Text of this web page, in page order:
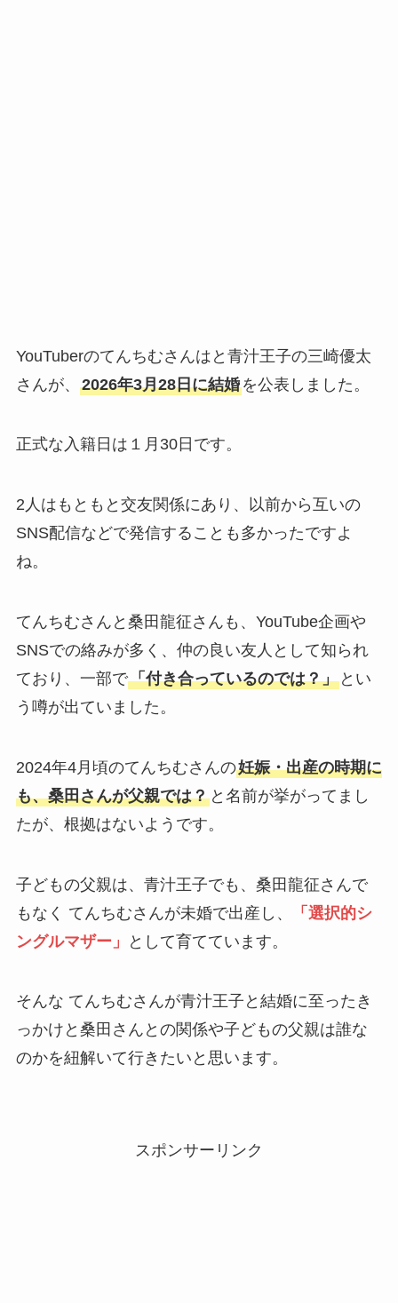
YouTuberのてんちむさんはと青汁王子の三崎優太
さんが、 2026年3月28日に結婚を公表しました。
正式な入籍日は１月30日です。
2人はもともと交友関係にあり、以前から互いの
SNS配信などで発信することも多かったですよ
ね。
てんちむさんと桑田龍征さんも、YouTube企画や
SNSでの絡みが多く、仲の良い友人として知られ
ており、一部で「付き合っているのでは？」とい
う噂が出ていました。
2024年4月頃のてんちむさんの妊娠・出産の時期に
も、桑田さんが父親では？と名前が挙がってまし
たが、根拠はないようです。
子どもの父親は、青汁王子でも、桑田龍征さんで
もなく てんちむさんが未婚で出産し、
「選択的シ
ングルマザー」
として育てています。
そんな てんちむさんが青汁王子と結婚に至ったき
っかけと桑田さんとの関係や子どもの父親は誰な
のかを紐解いて行きたいと思います。
スポンサーリンク